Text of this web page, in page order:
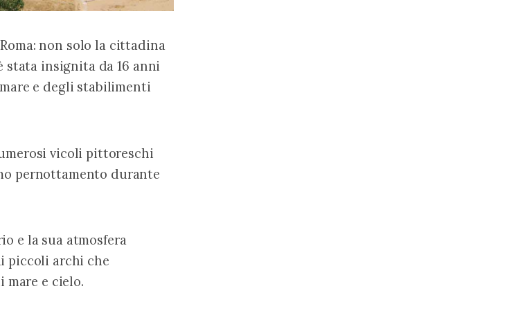
non solo la cittadina
stata insignita da 16 anni
e degli stabilimenti
vicoli pittoreschi
pernottamento durante
e la sua atmosfera
piccoli archi che
e cielo.